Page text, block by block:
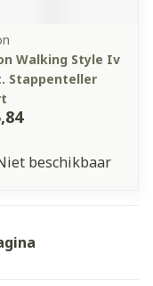
Walking Style Iv
Stappenteller
beschikbaar